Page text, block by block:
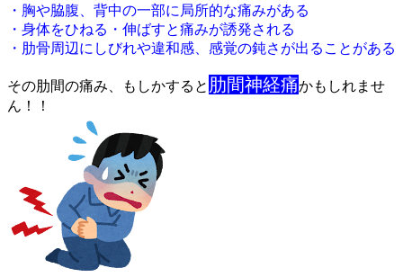
・胸や脇腹、背中の一部に局所的な痛みがある
・身体をひねる・伸ばすと痛みが誘発される
・肋骨周辺にしびれや違和感、感覚の鈍さが出ることがある
その肋間の痛み、もしかすると 肋間神経痛かもしれませ
ん！！